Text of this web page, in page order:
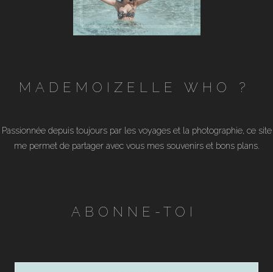
MADEMOIZELLE WHO ?
Passionnée depuis toujours par les voyages et la photographie, ce site
me permet de partager avec vous mes souvenirs et bons plans.
ABONNE-TOI